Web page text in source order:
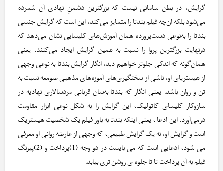
گرایش، در بطن سامانی نیست که بزرگترین دشمنِ نهادی آن شمرده
می‌شود بلکه آن‌چه فیلم بندتا را متمایز می‌کند، این است که گرایش جنسی
بندتا را به‌نوعی دست‌پرورده همان آموزش‌های کلیسایی نشان می‌دهد که
درنهایت بزرگترین پروا را نسبت به همین گرایش ایجاد می‌کنند. یعنی
همان‌گونه که اندکی جلوتر خواهیم دید، انگار گرایش بندتا به نوعی وجهی
از هیستریای او، ناشی از سختگیری‌های آموزه‌های مذهبی صومعه نسبت به
تن و روان باشد. یعنی انگار که بندتا به‌سان قربانی مردسالاری نهادیه در
سازوکار کلیسای کاتولیک، این گرایش را به شکل نوعی ابزار مقاومت
درمی‌آورد. این ادعا ، یعنی اینکه بندتا به باور فیلم یک شخصیت هیستریک
است و گرایش او، نه یک گرایش طبیعی، که وجهی از عارضه روانی او معرفی
می شود، ادعایی است که می بایست در دو وجه (1)پرداخت و (2)پیرنگ
فیلم به آن پرداخت تا تا جلوه ی روشن تری بیابد.